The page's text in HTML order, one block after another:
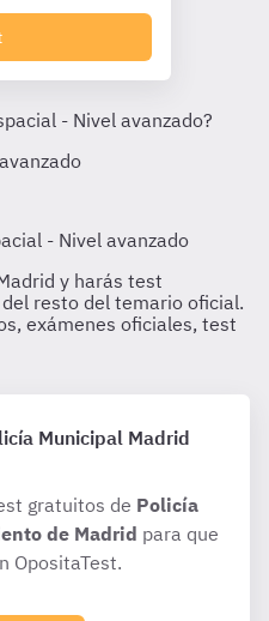
Municipal Madrid
gratuitos de Policía
de Madrid para que
OpositaTest.